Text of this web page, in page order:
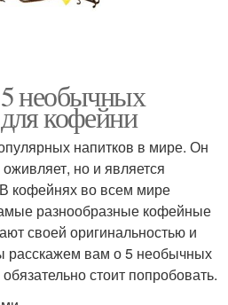
необычных
кофейни
напитков в мире. Он
но и является
кофейнях во всем мире
разнообразные кофейные
своей оригинальностью и
расскажем вам о 5 необычных
стоит попробовать.